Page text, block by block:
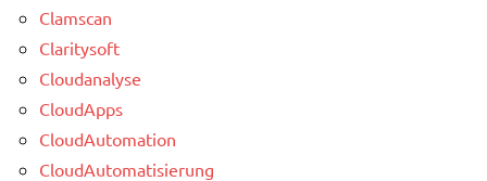
Clamscan
Claritysoft
Cloudanalyse
CloudApps
CloudAutomation
CloudAutomatisierung